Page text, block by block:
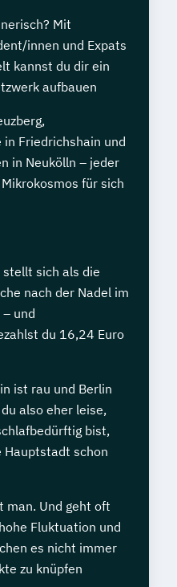
Mit
innen und Expats
kannst du dir ein
aufbauen
Friedrichshain und
in Neukölln – jeder
für sich
stellt sich als die
nach der Nadel im
und
du 16,24 Euro
ist rau und Berlin
also eher leise,
bist,
Hauptstadt schon
man. Und geht oft
Fluktuation und
es nicht immer
zu knüpfen